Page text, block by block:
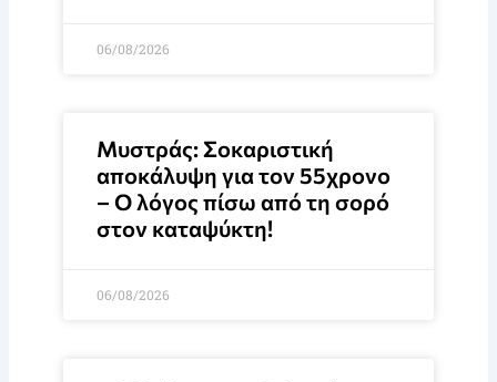
06/08/2026
Μυστράς: Σοκαριστική
αποκάλυψη για τον 55χρονο
– Ο λόγος πίσω από τη σορό
στον καταψύκτη!
06/08/2026